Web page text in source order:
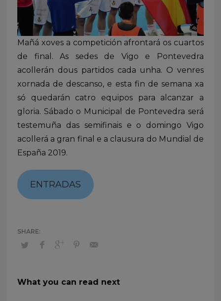
Mañá xoves a competición afrontará os cuartos
de final. As sedes de Vigo e Pontevedra
acollerán dous partidos cada unha. O venres
xornada de descanso, e esta fin de semana xa
só quedarán catro equipos para alcanzar a
gloria. Sábado o Municipal de Pontevedra será
testemuña das semifinais e o domingo Vigo
acollerá a gran final e a clausura do Mundial de
España 2019.
ENTRADAS
What you can read next